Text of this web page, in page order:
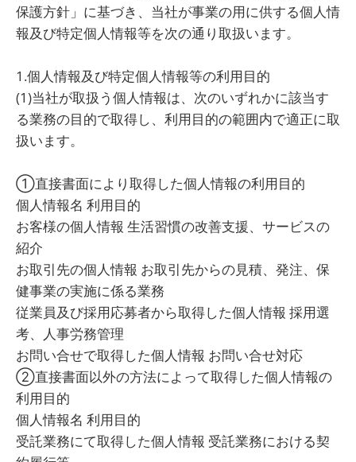
保護方針」に基づき、当社が事業の用に供する個人情
報及び特定個人情報等を次の通り取扱います。
1.個人情報及び特定個人情報等の利用目的
(1)当社が取扱う個人情報は、次のいずれかに該当す
る業務の目的で取得し、利用目的の範囲内で適正に取
扱います。
①直接書面により取得した個人情報の利用目的
個人情報名 利用目的
お客様の個人情報 生活習慣の改善支援、サービスの
紹介
お取引先の個人情報 お取引先からの見積、発注、保
健事業の実施に係る業務
従業員及び採用応募者から取得した個人情報 採用選
考、人事労務管理
お問い合せで取得した個人情報 お問い合せ対応
②直接書面以外の方法によって取得した個人情報の
利用目的
個人情報名 利用目的
受託業務にて取得した個人情報 受託業務における契